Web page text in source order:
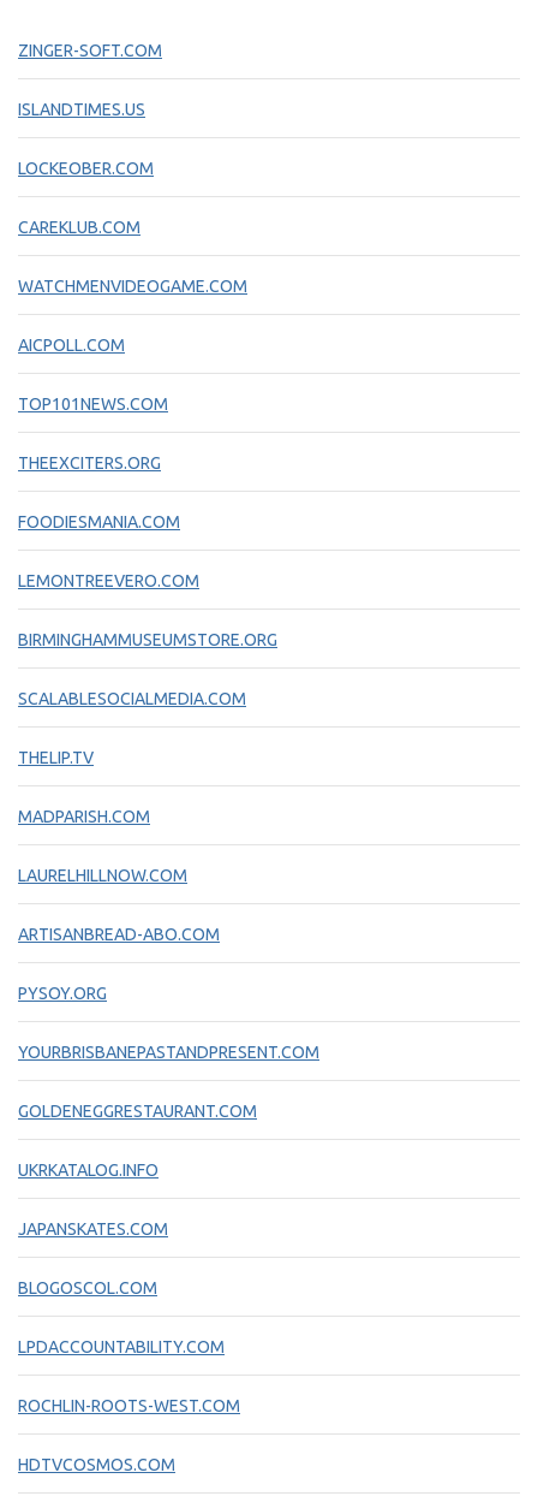
ZINGER-SOFT.COM
ISLANDTIMES.US
LOCKEOBER.COM
CAREKLUB.COM
WATCHMENVIDEOGAME.COM
AICPOLL.COM
TOP101NEWS.COM
THEEXCITERS.ORG
FOODIESMANIA.COM
LEMONTREEVERO.COM
BIRMINGHAMMUSEUMSTORE.ORG
SCALABLESOCIALMEDIA.COM
THELIP.TV
MADPARISH.COM
LAURELHILLNOW.COM
ARTISANBREAD-ABO.COM
PYSOY.ORG
YOURBRISBANEPASTANDPRESENT.COM
GOLDENEGGRESTAURANT.COM
UKRKATALOG.INFO
JAPANSKATES.COM
BLOGOSCOL.COM
LPDACCOUNTABILITY.COM
ROCHLIN-ROOTS-WEST.COM
HDTVCOSMOS.COM